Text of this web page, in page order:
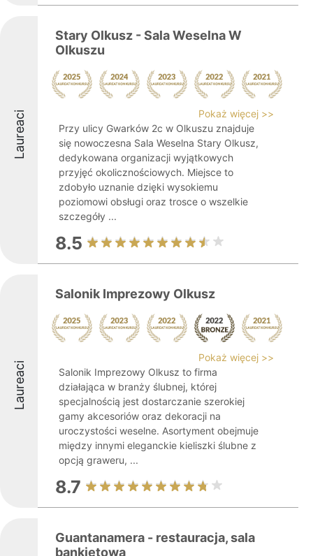
Laureaci
Stary Olkusz - Sala Weselna W
Olkuszu
Pokaż więcej >>
Przy ulicy Gwarków 2c w Olkuszu znajduje
się nowoczesna Sala Weselna Stary Olkusz,
dedykowana organizacji wyjątkowych
przyjęć okolicznościowych. Miejsce to
zdobyło uznanie dzięki wysokiemu
poziomowi obsługi oraz trosce o wszelkie
szczegóły ...
8.5
Laureaci
Salonik Imprezowy Olkusz
Pokaż więcej >>
Salonik Imprezowy Olkusz to firma
działająca w branży ślubnej, której
specjalnością jest dostarczanie szerokiej
gamy akcesoriów oraz dekoracji na
uroczystości weselne. Asortyment obejmuje
między innymi eleganckie kieliszki ślubne z
opcją graweru, ...
8.7
Guantanamera - restauracja, sala
bankietowa